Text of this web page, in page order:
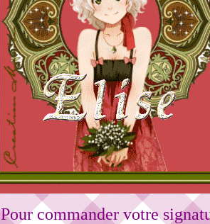
Pour commander votre